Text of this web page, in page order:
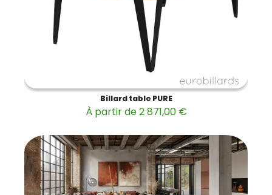
Billard table PURE
À partir de 2 871,00 €